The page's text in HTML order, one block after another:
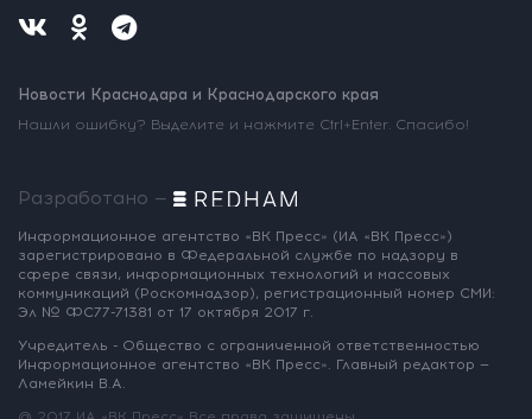
Новости Краснодара и Краснодарского края
Нашли ошибку? Выделите и нажмите Ctrl+Enter. Спасибо!
Разработано —
Информационное агентство «ВК Пресс» (ИА «ВК Пресс»)
зарегистрировано в Федеральной службе по надзору в
сфере связи, информационных технологий и массовых
коммуникаций (Роскомнадзор), регистрационный номер СМИ:
Эл № ФС77-71381 от 17 октября 2017 г.
Учредитель - Общество с ограниченной ответственностью
Информационное агентство «ВК Пресс». Главный редактор —
Ламейкин В.А.